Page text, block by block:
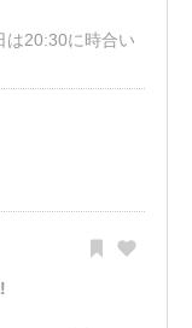
は20:30に時合い